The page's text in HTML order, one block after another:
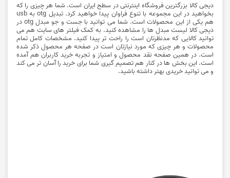
دیجی کالا بزرگترین فروشگاه اینترنتی در سطح ایران است. شما هر چیزی را که
بخواهید در این مجموعه با تنوع فراوان پیدا خواهید کرد. تبدیل otg به usb
هم یکی از این محصولات است. شما می توانید با جست و جو مبدل otg در
دیجی کالا لیست مبدل ها را مشاهده کنید. به کمک فیلتر های سایت هم می
توانید کالایی که مدنظرتان است را راحت تر پیدا کنید. مشخصات کامل تمام
محصولات و هر چیزی که مورد نیازتان است در صفحه هر محصول ذکر شده
است. در همین صفحه نقد محصول و امتیاز و تجربه خرید کاربران هم آمده
است. این بخش ها در کنار هم تصمیم گیری شما برای خرید را آسان تر می کند
و می توانید خریدی بهتر داشته باشید.